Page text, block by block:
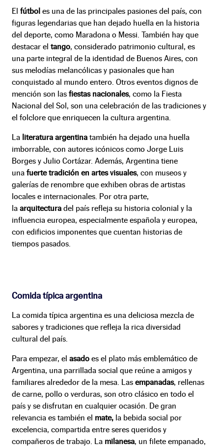
El fútbol es una de las principales pasiones del país, con
figuras legendarias que han dejado huella en la historia
del deporte, como Maradona o Messi. También hay que
destacar el tango, considerado patrimonio cultural, es
una parte integral de la identidad de Buenos Aires, con
sus melodías melancólicas y pasionales que han
conquistado al mundo entero. Otros eventos dignos de
mención son las fiestas nacionales, como la Fiesta
Nacional del Sol, son una celebración de las tradiciones y
el folclore que enriquecen la cultura argentina.
La literatura argentina también ha dejado una huella
imborrable, con autores icónicos como Jorge Luis
Borges y Julio Cortázar. Además, Argentina tiene
una fuerte tradición en artes visuales, con museos y
galerías de renombre que exhiben obras de artistas
locales e internacionales. Por otra parte,
la arquitectura del país refleja su historia colonial y la
influencia europea, especialmente española y europea,
con edificios imponentes que cuentan historias de
tiempos pasados.
Comida típica argentina
La comida típica argentina es una deliciosa mezcla de
sabores y tradiciones que refleja la rica diversidad
cultural del país.
Para empezar, el asado es el plato más emblemático de
Argentina, una parrillada social que reúne a amigos y
familiares alrededor de la mesa. Las empanadas, rellenas
de carne, pollo o verduras, son otro clásico en todo el
país y se disfrutan en cualquier ocasión. De gran
relevancia es también el mate, la bebida social por
excelencia, compartida entre seres queridos y
compañeros de trabajo. La milanesa, un filete empanado,